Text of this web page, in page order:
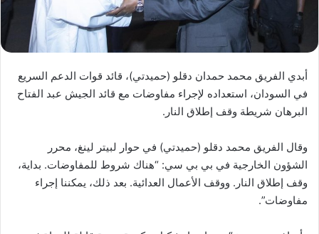
أبدي الفريق محمد حمدان دقلو (حميدتي)، قائد قوات الدعم السريع
في السودان، استعداده لإجراء مفاوضات مع قائد الجيش عبد الفتاح
البرهان شريطة وقف إطلاق النار.
وقال الفريق محمد دقلو (حميدتي) في حوار لبيتر لينغ، محرر
الشؤون الخارجية في بي بي سي: “هناك شروط للمفاوضات. بداية،
وقف إطلاق النار. ووقف الأعمال العدائية. بعد ذلك، يمكننا إجراء
مفاوضات”.